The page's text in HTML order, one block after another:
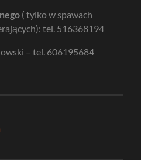
( tylko w spawach
tel. 516368194
– tel. 606195684